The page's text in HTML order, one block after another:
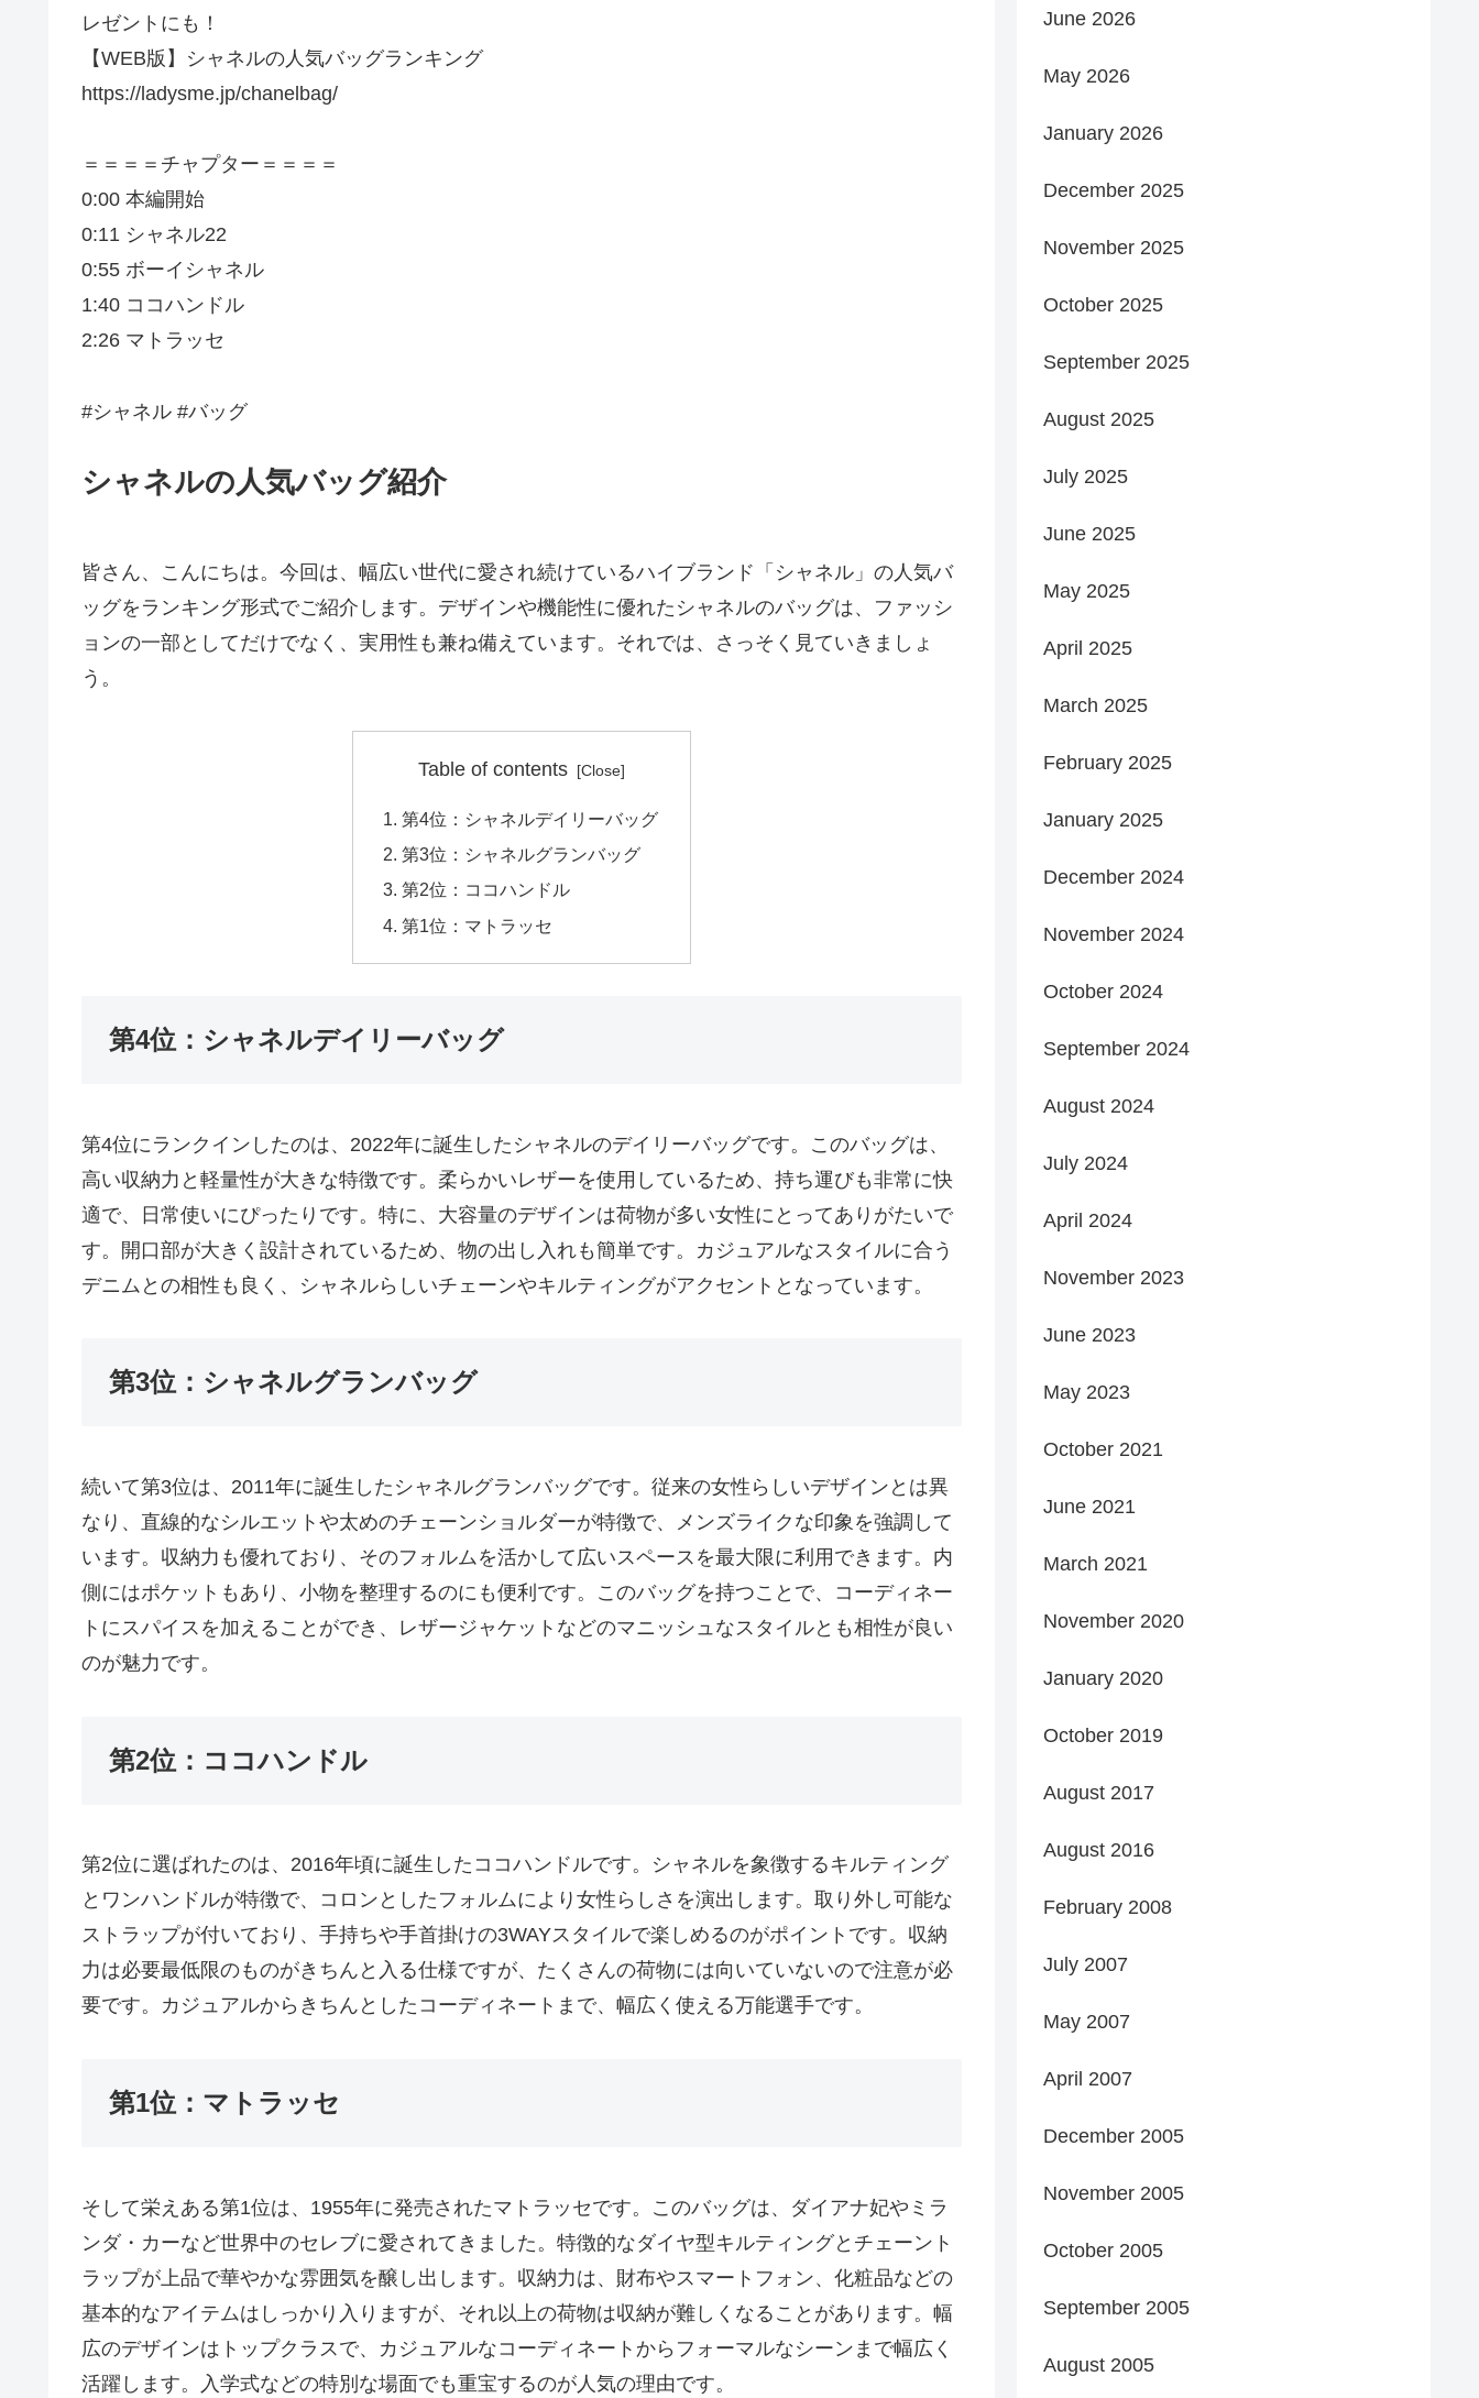
レゼントにも！
【WEB版】シャネルの人気バッグランキング
https://ladysme.jp/chanelbag/
＝＝＝＝チャプター＝＝＝＝
0:00 本編開始
0:11 シャネル22
0:55 ボーイシャネル
1:40 ココハンドル
2:26 マトラッセ
#シャネル #バッグ
シャネルの人気バッグ紹介
皆さん、こんにちは。今回は、幅広い世代に愛され続けているハイブランド「シャネル」の人気バ
ッグをランキング形式でご紹介します。デザインや機能性に優れたシャネルのバッグは、ファッシ
ョンの一部としてだけでなく、実用性も兼ね備えています。それでは、さっそく見ていきましょ
う。
Table of contents
第4位：シャネルデイリーバッグ
第3位：シャネルグランバッグ
第2位：ココハンドル
第1位：マトラッセ
第4位：シャネルデイリーバッグ
第4位にランクインしたのは、2022年に誕生したシャネルのデイリーバッグです。このバッグは、
高い収納力と軽量性が大きな特徴です。柔らかいレザーを使用しているため、持ち運びも非常に快
適で、日常使いにぴったりです。特に、大容量のデザインは荷物が多い女性にとってありがたいで
す。開口部が大きく設計されているため、物の出し入れも簡単です。カジュアルなスタイルに合う
デニムとの相性も良く、シャネルらしいチェーンやキルティングがアクセントとなっています。
第3位：シャネルグランバッグ
続いて第3位は、2011年に誕生したシャネルグランバッグです。従来の女性らしいデザインとは異
なり、直線的なシルエットや太めのチェーンショルダーが特徴で、メンズライクな印象を強調して
います。収納力も優れており、そのフォルムを活かして広いスペースを最大限に利用できます。内
側にはポケットもあり、小物を整理するのにも便利です。このバッグを持つことで、コーディネー
トにスパイスを加えることができ、レザージャケットなどのマニッシュなスタイルとも相性が良い
のが魅力です。
第2位：ココハンドル
第2位に選ばれたのは、2016年頃に誕生したココハンドルです。シャネルを象徴するキルティング
とワンハンドルが特徴で、コロンとしたフォルムにより女性らしさを演出します。取り外し可能な
ストラップが付いており、手持ちや手首掛けの3WAYスタイルで楽しめるのがポイントです。収納
力は必要最低限のものがきちんと入る仕様ですが、たくさんの荷物には向いていないので注意が必
要です。カジュアルからきちんとしたコーディネートまで、幅広く使える万能選手です。
第1位：マトラッセ
そして栄えある第1位は、1955年に発売されたマトラッセです。このバッグは、ダイアナ妃やミラ
ンダ・カーなど世界中のセレブに愛されてきました。特徴的なダイヤ型キルティングとチェーント
ラップが上品で華やかな雰囲気を醸し出します。収納力は、財布やスマートフォン、化粧品などの
基本的なアイテムはしっかり入りますが、それ以上の荷物は収納が難しくなることがあります。幅
広のデザインはトップクラスで、カジュアルなコーディネートからフォーマルなシーンまで幅広く
活躍します。入学式などの特別な場面でも重宝するのが人気の理由です。
June 2026
May 2026
January 2026
December 2025
November 2025
October 2025
September 2025
August 2025
July 2025
June 2025
May 2025
April 2025
March 2025
February 2025
January 2025
December 2024
November 2024
October 2024
September 2024
August 2024
July 2024
April 2024
November 2023
June 2023
May 2023
October 2021
June 2021
March 2021
November 2020
January 2020
October 2019
August 2017
August 2016
February 2008
July 2007
May 2007
April 2007
December 2005
November 2005
October 2005
September 2005
August 2005